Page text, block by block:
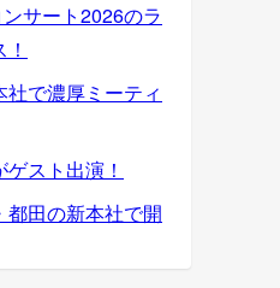
サート2026のラ
社で濃厚ミーティ
スト出演！
都田の新本社で開